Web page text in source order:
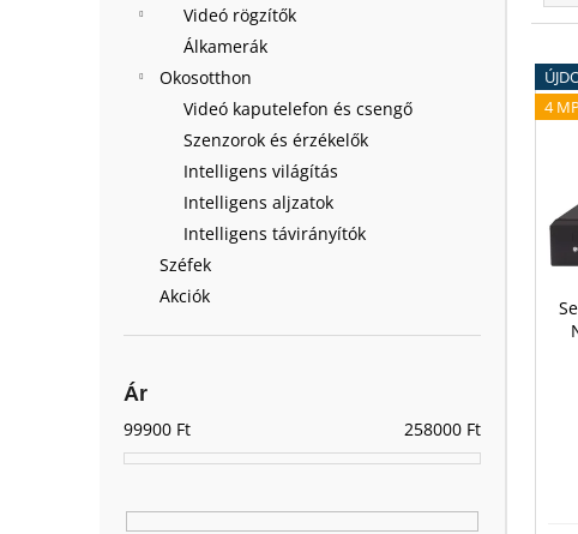
Videó rögzítők
Álkamerák
Okosotthon
Videó kaputelefon és csengő
Szenzorok és érzékelők
Intelligens világítás
Intelligens aljzatok
Intelligens távirányítók
Széfek
Akciók
Ár
99900 Ft 258000 Ft
r
k
T
e
r
4 MP